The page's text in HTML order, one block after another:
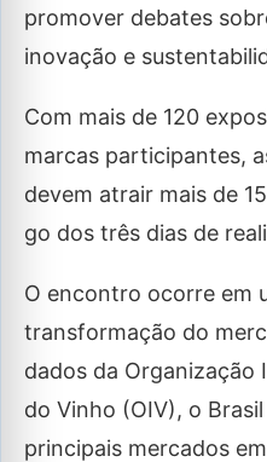
promover debates
inovação e
Com mais de 120
marcas participantes,
devem atrair mais de
go dos três dias de
O encontro ocorre em
transformação do
dados da Organização
do Vinho (OIV), o
principais mercados